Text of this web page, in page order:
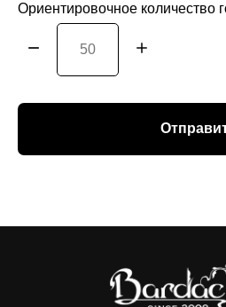
Ориентировочное количество